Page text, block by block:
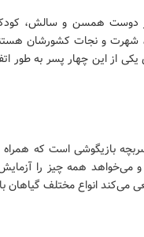
دوست همسن و سالش،
شهرت و نجات کشورشان
از این چهار پسر به طور
بازیگوشی است که
می‌خواهد همه چیز را
می‌کند انواع مختلف گیاهان